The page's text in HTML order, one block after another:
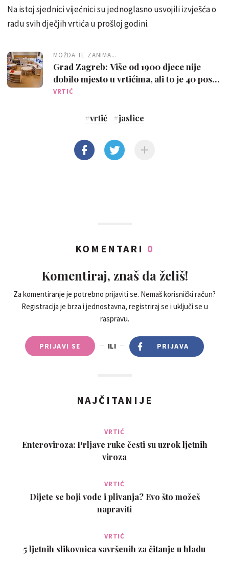
Na istoj sjednici vijećnici su jednoglasno usvojili izvješća o
radu svih dječjih vrtića u prošloj godini.
MOŽDA TE ZANIMA...
Grad Zagreb: Više od 1900 djece nije
dobilo mjesto u vrtićima, ali to je 40 posto
manje nego lani
VRTIĆ
#vrtić #jaslice
KOMENTARI 0
Komentiraj, znaš da želiš!
Za komentiranje je potrebno prijaviti se. Nemaš korisnički račun?
Registracija je brza i jednostavna, registriraj se i uključi se u
raspravu.
PRIJAVI SE ILI PRIJAVA
NAJČITANIJE
VRTIĆ
Enteroviroza: Prljave ruke česti su uzrok ljetnih
viroza
VRTIĆ
Dijete se boji vode i plivanja? Evo što možeš
napraviti
VRTIĆ
5 ljetnih slikovnica savršenih za čitanje u hladu